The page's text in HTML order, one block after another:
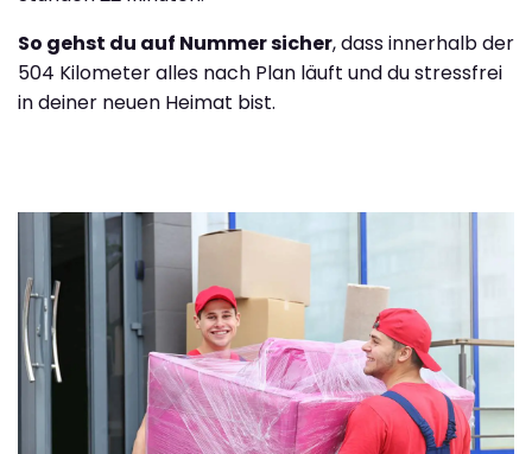
So gehst du auf Nummer sicher, dass innerhalb der
504 Kilometer alles nach Plan läuft und du stressfrei
in deiner neuen Heimat bist.